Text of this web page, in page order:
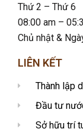
Thứ 2 – Thứ 6
08:00 am –
Chủ nhật &
LIÊN KẾT
Thành lập
Đầu tư
Sở hữu trí